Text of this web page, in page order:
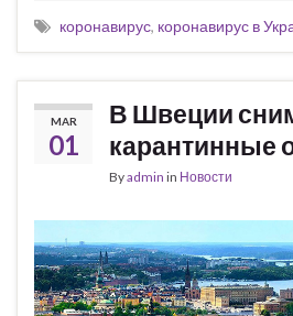
коронавирус, коронавирус в
MAR
01
В Швеции
карантинные
Byadmin in Новости